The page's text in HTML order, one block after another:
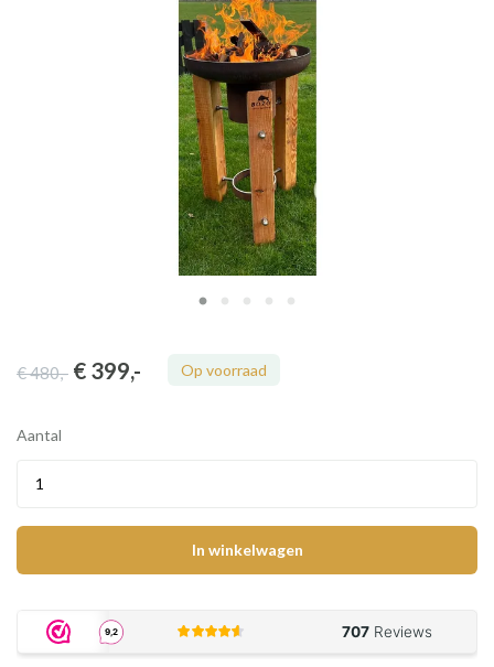
€ 480,- € 399,- Op voorraad
Aantal
In winkelwagen